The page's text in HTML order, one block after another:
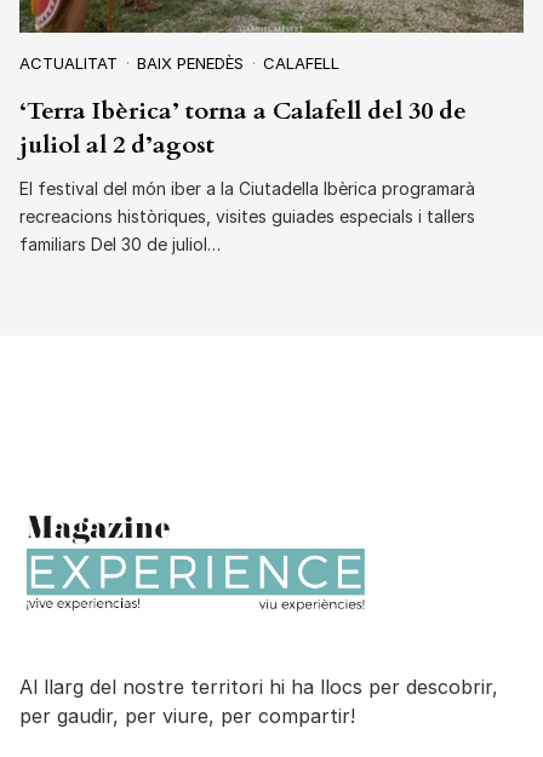
ACTUALITAT BAIX PENEDÈS CALAFELL
‘Terra Ibèrica’ torna a Calafell del 30 de
juliol al 2 d’agost
El festival del món iber a la Ciutadella Ibèrica programarà
recreacions històriques, visites guiades especials i tallers
familiars Del 30 de juliol…
Al llarg del nostre territori hi ha llocs per descobrir,
per gaudir, per viure, per compartir!